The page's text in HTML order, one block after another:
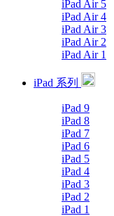
iPad Air 5
iPad Air 4
iPad Air 3
iPad Air 2
iPad Air 1
iPad 系列
iPad 9
iPad 8
iPad 7
iPad 6
iPad 5
iPad 4
iPad 3
iPad 2
iPad 1